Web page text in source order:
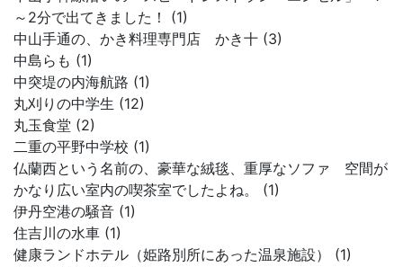
～2分で出てきました！ (1)
中山手通の、かき料理専門店 かき十 (3)
中島らも (1)
中突堤の内海航路 (1)
丸刈りの中学生 (12)
丸玉食堂 (2)
二重の平野中学校 (1)
仏蘭西という名前の、豪華な絨毯、重厚なソファ 空間が
かなり広い室内の喫茶室でしたよね。 (1)
伊丹空港の騒音 (1)
住吉川の水車 (1)
健康ランドホテル（姫路別所にあった温泉施設） (1)